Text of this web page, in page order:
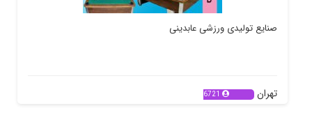
صنایع تولیدی ورزشی عابدینی
تهران 6721